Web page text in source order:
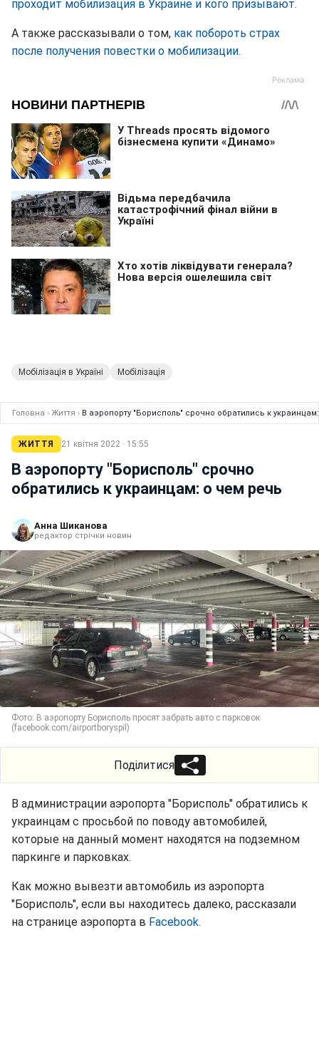
проходит мобилизация в Украине и кого призывают.
А также рассказывали о том, как побороть страх
после получения повестки о мобилизации.
Мобілізація в Україні Мобілізація
Головна › Життя › В аэропорту "Борисполь" срочно обратились к
ЖИТТЯ 21 квітня 2022 · 15:55
В аэропорту "Борисполь" срочно
обратились к украинцам: о чем речь
Анна Шиканова
редактор стрічки новин
Фото: В аэропорту Борисполь просят забрать авто с парковок
(facebook.com/airportboryspil)
Поділитися
В администрации аэропорта "Борисполь" обратились к
украинцам с просьбой по поводу автомобилей,
которые на данный момент находятся на подземном
паркинге и парковках.
Как можно вывезти автомобиль из аэропорта
"Борисполь", если вы находитесь далеко, рассказали
на странице аэропорта в Facebook.